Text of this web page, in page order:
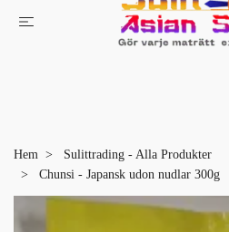
Hem
Sulittrading - Alla Produkter
Chunsi - Japansk udon nudlar 300g